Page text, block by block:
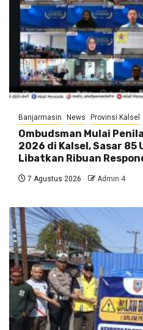
Banjarmasin News Provinsi Kalsel
Ombudsman Mulai
2026 di Kalsel, Sasar 85
Libatkan Ribuan
7 Agustus 2026 Admin 4